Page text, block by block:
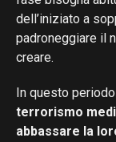
dell’iniziato a
padroneggiare il
creare.
In questo
terrorismo
abbassare la